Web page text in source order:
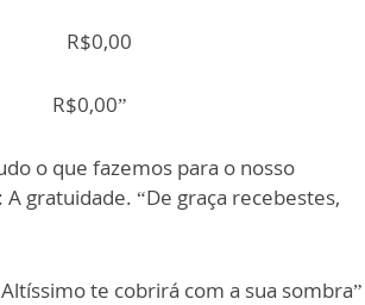
R$0,00
o que fazemos para o nosso
gratuidade. “De graça recebestes,
te cobrirá com a sua sombra”